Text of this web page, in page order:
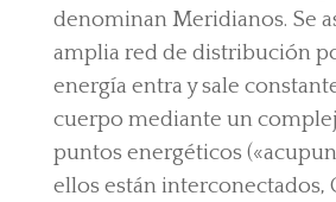
denominan Meridianos. Se
amplia red de distribución
energía entra y sale
cuerpo mediante un
puntos energéticos
ellos están interconectados,